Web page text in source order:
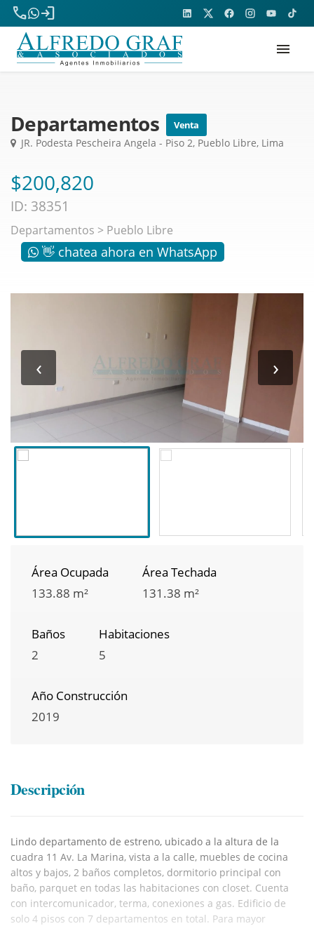
phone
login
menu
Departamentos Venta
JR. Podesta Pescheira Angela - Piso 2, Pueblo Libre, Lima
$200,820
ID: 38351
Departamentos > Pueblo Libre
👋 chatea ahora en WhatsApp
‹ ›
Área Ocupada
133.88 m²
Área Techada
131.38 m²
Baños
2
Habitaciones
5
Año Construcción
2019
Descripción
Lindo departamento de estreno, ubicado a la altura de la
cuadra 11 Av. La Marina, vista a la calle, muebles de cocina
altos y bajos, 2 baños completos, dormitorio principal con
baño, parquet en todas las habitaciones con closet. Cuenta
con intercomunicador, terma, conexiones a gas. Edificio de
solo 4 pisos con 7 departamentos en total. Para mayor